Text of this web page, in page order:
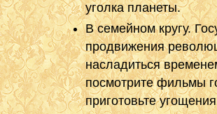
уголка планеты.
В семейном кругу.
продвижения
насладиться
посмотрите фильмы
приготовьте